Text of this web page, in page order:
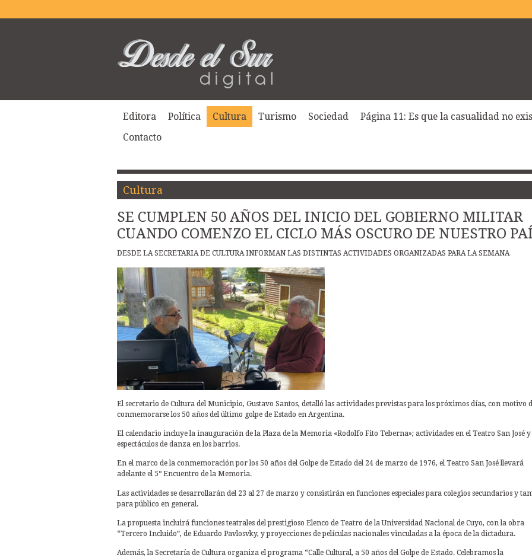
Editora Política Cultura Turismo Sociedad
Página 11: Es que la casualidad no
Contacto
Cultura
SE CUMPLEN 50 AÑOS DEL INICIO DEL GOBIERNO MILITAR
CUANDO COMENZO EL CICLO MÁS OSCURO DE NUESTRO
DESDE LA SECRETARIA DE CULTURA INFORMAN LAS DISTINTAS ACTIVIDADES ORGANIZADAS PARA LA SEMANA
El secretario de Cultura del Municipio, Gustavo Santos, detalló las actividades previstas para los próximos días, con motivo
conmemorarse los 50 años del último golpe de Estado en Argentina.
El calendario incluye la inauguración de la Plaza de la Memoria «Rodolfo Fito Teberna»; actividades en el Teatro San José y
espectáculos de danza en los barrios.
En el marco de la conmemoración por los 50 años del Golpe de Estado del 24 de marzo de 1976, el Teatro San José llevará
adelante el 5º Encuentro de la Memoria.
Las actividades se desarrollarán del 23 al 27 de marzo y consistirán en funciones especiales para colegios secundarios y
para público en general.
La propuesta incluirá funciones teatrales del prestigioso Elenco de Teatro de la Universidad Nacional de Cuyo, con la obra
“Tercero Incluido”, de Eduardo Pavlosvky, y proyecciones de películas nacionales vinculadas a la época de la dictadura.
Además, la Secretaría de Cultura organiza el programa “Calle Cultural, a 50 años del Golpe de Estado. Celebramos la